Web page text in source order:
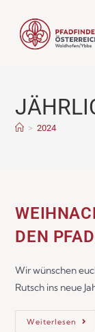
> 2024
EN
Wir wünschen
Rutsch ins neue
Weiterlesen